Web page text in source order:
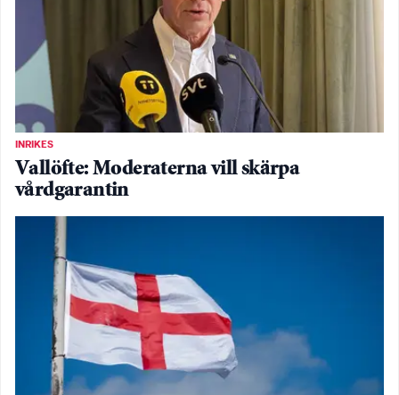
INRIKES
Vallöfte: Moderaterna vill skärpa
vårdgarantin